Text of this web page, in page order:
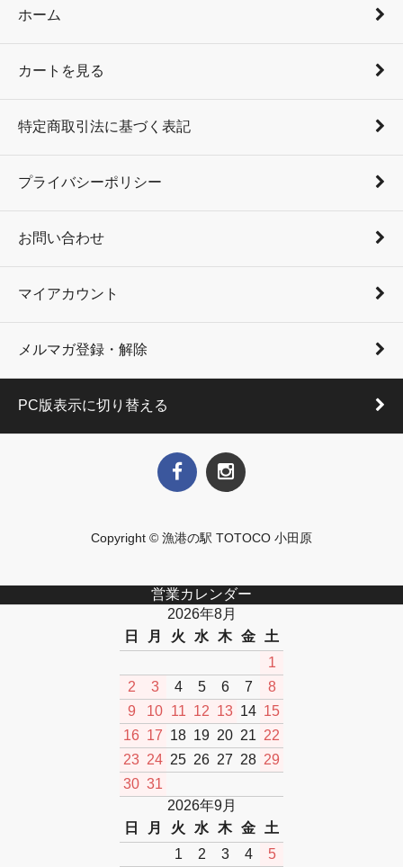
ホーム
カートを見る
特定商取引法に基づく表記
プライバシーポリシー
お問い合わせ
マイアカウント
メルマガ登録・解除
PC版表示に切り替える
Copyright © 漁港の駅 TOTOCO 小田原
営業カレンダー
2026年8月
日
月 火 水 木 金
土
1
2
3 4 5 6 7
8
9
10 11 12 13 14 15
16 17 18 19 20 21 22
23 24 25 26 27 28 29
30 31
2026年9月
日
月 火 水 木 金
土
1
2 3 4 5